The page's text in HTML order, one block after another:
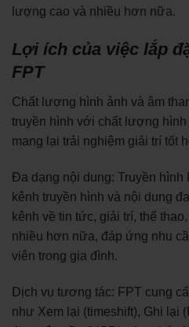
lượng cao và nhiều hơn nữa.
Lợi ích của việc lắp
FPT
Chất lượng hình ảnh và âm
truyền hình với chất lượng hình
mang lại trải nghiệm giải trí tốt
Đa dạng nội dung: Truyền hình
kênh truyền hình và nội dung
kênh về tin tức, giải trí, thể
nhiều hơn nữa, đáp ứng nhu
viên trong gia đình.
Dịch vụ tương tác: FPT cung
như Xem lại (timeshift), Ghi lại